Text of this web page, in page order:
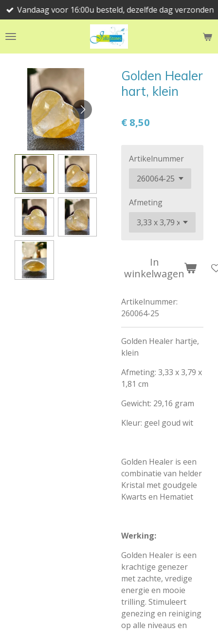
Ga
direct
naar
Vandaag voor 16:00u besteld, dezelfde dag verzonden
Golden Healer
hart, klein
€ 8,50
Artikelnummer
Afmeting
In
winkelwagen
Artikelnummer:
260064-25
Golden Healer hartje,
klein
Afmeting: 3,33 x 3,79 x
1,81 cm
Gewicht: 29,16 gram
Kleur: geel goud wit
Golden Healer is een
combinatie van helder
Kristal met goudgele
Kwarts en Hematiet
Werking:
Golden Healer is een
krachtige genezer
met zachte, vredige
energie en mooie
trilling. Stimuleert
genezing en reiniging
op alle niveaus en